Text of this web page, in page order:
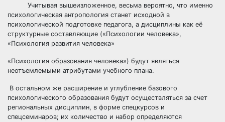
Учитывая вышеизложенное, весьма вероятно, что именно
психологическая антропология станет исходной в
психологической подготовке педагога, а дисциплины как её
структурные составляющие («Психологии человека»,
«Психология развития человека»
«Психология образования человека») будут являться
неотъемлемыми атрибутами учебного плана.
В остальном же расширение и углубление базового
психологического образования будут осуществляться за счет
региональных дисциплин, в форме спецкурсов и
спецсеминаров; их количество и набор определяются